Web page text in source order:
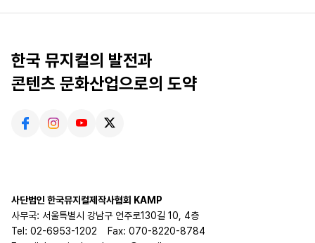
한국 뮤지컬의 발전과
콘텐츠 문화산업으로의 도약
사단법인 한국뮤지컬제작사협회 KAMP
사무국: 서울특별시 강남구 언주로130길 10, 4층
Tel: 02-6953-1202
Fax: 070-8220-8784